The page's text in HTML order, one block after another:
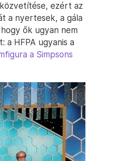
ezért az
a nyertesek, a gála
ők ugyan nem
a HFPA ugyanis a
a Simpsons